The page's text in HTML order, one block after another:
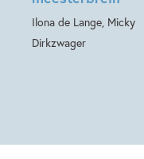
Ilona de Lange, Micky
Dirkzwager